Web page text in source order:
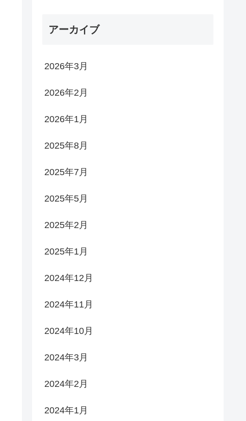
アーカイブ
2026年3月
2026年2月
2026年1月
2025年8月
2025年7月
2025年5月
2025年2月
2025年1月
2024年12月
2024年11月
2024年10月
2024年3月
2024年2月
2024年1月